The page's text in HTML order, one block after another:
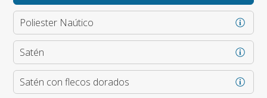
Poliester Naútico
Satén
Satén con flecos dorados